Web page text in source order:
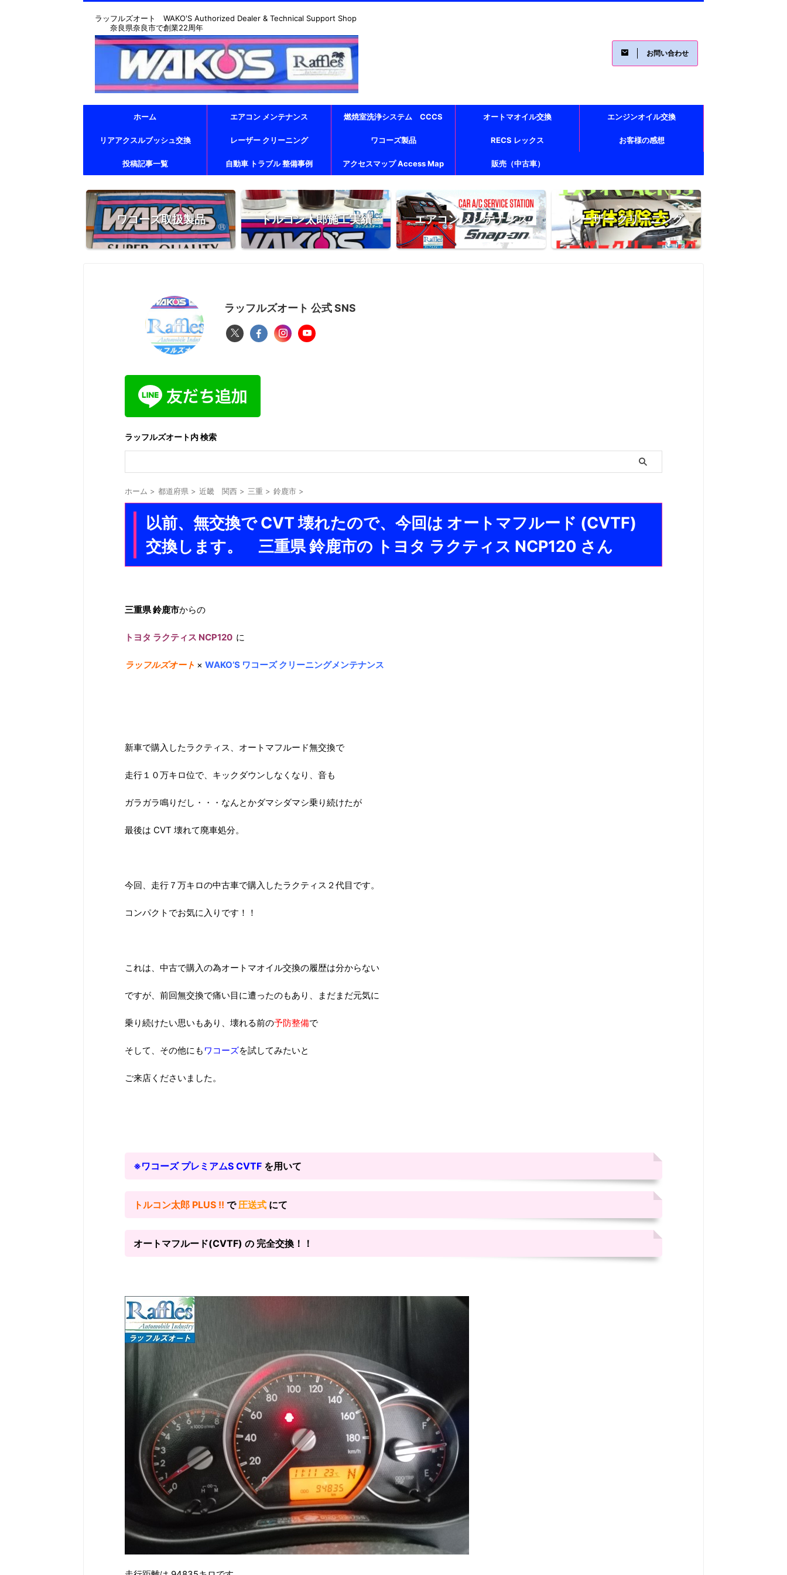
ラッフルズオート WAKO'S Authorized Dealer & Technical Support Shop
奈良県奈良市で創業22周年
お問い合わせ
ホーム エアコン メンテナンス 燃焼室洗浄システム CCCS オートマオイル交換 エンジンオイル交換
リアアクスルブッシュ交換 レーザー クリーニング ワコーズ製品 RECS レックス お客様の感想
投稿記事一覧 自動車 トラブル 整備事例 アクセスマップ Access Map 販売（中古車）
ワコーズ取扱製品 トルコン太郎施工実績 エアコン メンテナンス レーザー クリーニング
ラッフルズオート 公式 SNS
ラッフルズオート内 検索
ホーム > 都道府県 > 近畿 関西 > 三重 > 鈴鹿市 >
以前、無交換で CVT 壊れたので、今回は オートマフルード (CVTF)
交換します。 三重県 鈴鹿市の トヨタ ラクティス NCP120 さん
三重県 鈴鹿市からの
トヨタ ラクティス NCP120 に
ラッフルズオート × WAKO’S ワコーズ クリーニングメンテナンス
新車で購入したラクティス、オートマフルード無交換で
走行１０万キロ位で、キックダウンしなくなり、音も
ガラガラ鳴りだし・・・なんとかダマシダマシ乗り続けたが
最後は CVT 壊れて廃車処分。
今回、走行７万キロの中古車で購入したラクティス２代目です。
コンパクトでお気に入りです！！
これは、中古で購入の為オートマオイル交換の履歴は分からない
ですが、前回無交換で痛い目に遭ったのもあり、まだまだ元気に
乗り続けたい思いもあり、壊れる前の予防整備で
そして、その他にも ワコーズを試してみたいと
ご来店くださいました。
※ワコーズ プレミアムS CVTF を用いて
トルコン太郎 PLUS !! で圧送式 にて
オートマフルード(CVTF) の 完全交換！！